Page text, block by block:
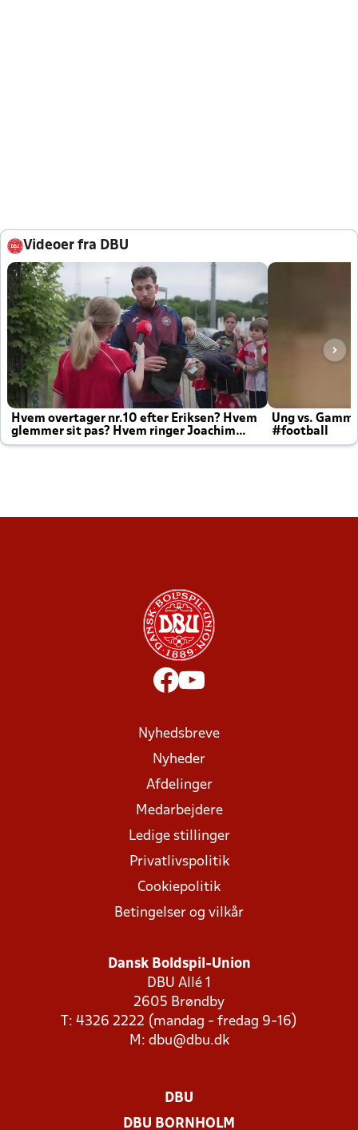
Videoer fra DBU
Hvem overtager nr.10 efter Eriksen? Hvem
glemmer sit pas? Hvem ringer Joachim
altid til efter kampe?
Ung vs.
#football
Nyhedsbreve
Nyheder
Afdelinger
Medarbejdere
Ledige stillinger
Privatlivspolitik
Cookiepolitik
Betingelser og vilkår
Dansk Boldspil-Union
DBU Allé 1
2605 Brøndby
T: 4326 2222 (mandag - fredag 9-16)
M: dbu@dbu.dk
DBU
DBU BORNHOLM